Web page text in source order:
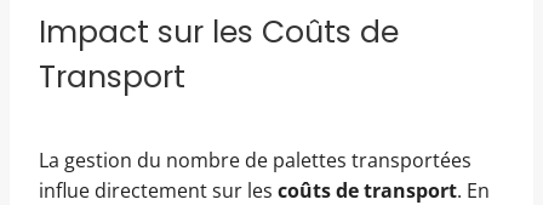
Impact sur les Coûts de
Transport
La gestion du nombre de palettes transportées
influe directement sur les coûts de transport. En